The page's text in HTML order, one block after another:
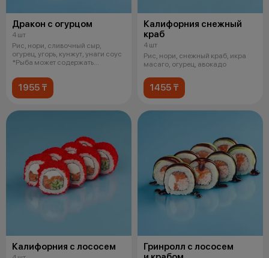
Дракон с огурцом
4 шт
Рис, нори, сливочный сыр,
огурец, угорь, кунжут, унаги соус
*Рыба может содержать
1955 ₸
Калифорния снежный
краб
4 шт
Рис, нори, снежный краб, икра
масаго, огурец, авокадо
1455 ₸
Калифорния с лососем
Гринролл с лососем